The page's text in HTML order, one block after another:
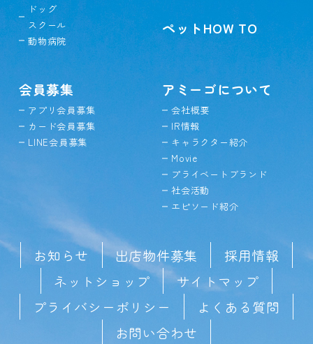
ドッグ
スクール
動物病院
ペットHOW TO
会員募集
アプリ会員募集
カード会員募集
LINE会員募集
アミーゴについて
会社概要
IR情報
キャラクター紹介
Movie
プライベートブランド
社会活動
エピソード紹介
お知らせ 出店物件募集
採用情報
ネットショップ
サイトマップ
プライバシーポリシー
よくある質問
お問い合わせ